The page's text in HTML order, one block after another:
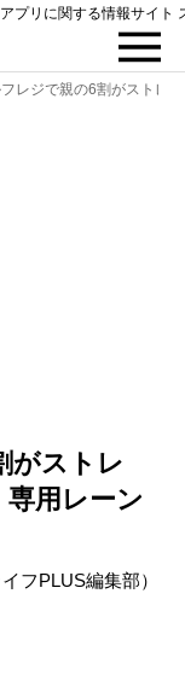
プリに関する情報サイト
レジで親の6割がストレス
がストレ
用レーン
フPLUS編集部）